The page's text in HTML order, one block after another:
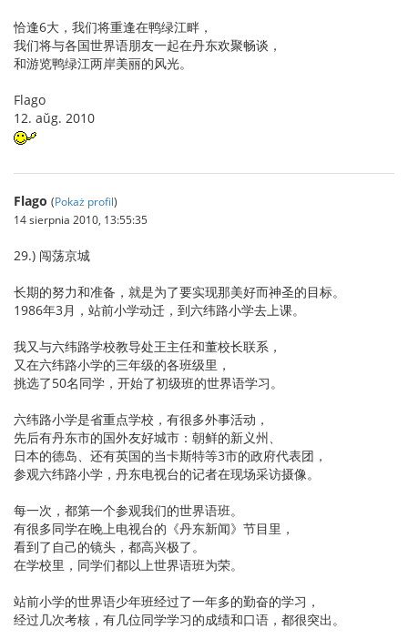
恰逢6大，我们将重逢在鸭绿江畔，
我们将与各国世界语朋友一起在丹东欢聚畅谈，
和游览鸭绿江两岸美丽的风光。
Flago
12. aŭg. 2010
Flago (Pokaż profil)
14 sierpnia 2010, 13:55:35
29.) 闯荡京城
长期的努力和准备，就是为了要实现那美好而神圣的目标。
1986年3月，站前小学动迁，到六纬路小学去上课。
我又与六纬路学校教导处王主任和董校长联系，
又在六纬路小学的三年级的各班级里，
挑选了50名同学，开始了初级班的世界语学习。
六纬路小学是省重点学校，有很多外事活动，
先后有丹东市的国外友好城市：朝鲜的新义州、
日本的德岛、还有英国的当卡斯特等3市的政府代表团，
参观六纬路小学，丹东电视台的记者在现场采访摄像。
每一次，都第一个参观我们的世界语班。
有很多同学在晚上电视台的《丹东新闻》节目里，
看到了自己的镜头，都高兴极了。
在学校里，同学们都以上世界语班为荣。
站前小学的世界语少年班经过了一年多的勤奋的学习，
经过几次考核，有几位同学学习的成绩和口语，都很突出。